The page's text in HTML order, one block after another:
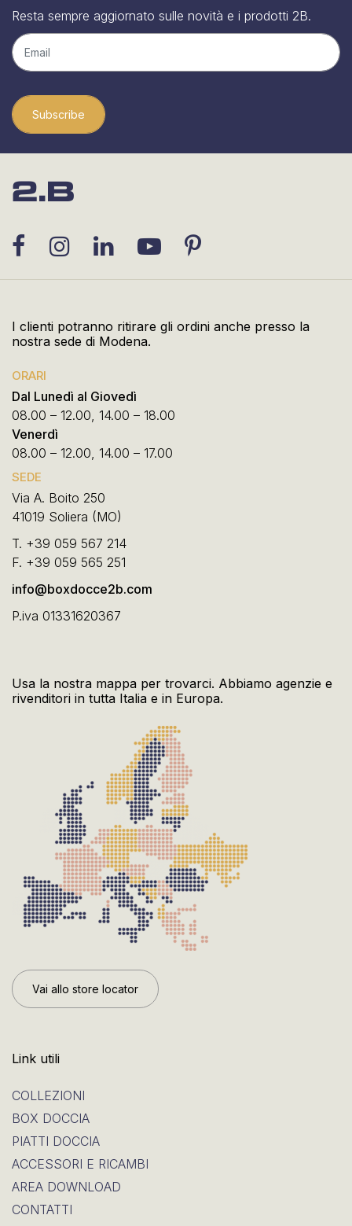
Resta sempre aggiornato sulle novità e i prodotti 2B.
Subscribe
I clienti potranno ritirare gli ordini anche presso la
nostra sede di Modena.
ORARI
Dal Lunedì al Giovedì
08.00 – 12.00, 14.00 – 18.00
Venerdì
08.00 – 12.00, 14.00 – 17.00
SEDE
Via A. Boito 250
41019 Soliera (MO)
T. +39 059 567 214
F. +39 059 565 251
info@boxdocce2b.com
P.iva 01331620367
Usa la nostra mappa per trovarci. Abbiamo agenzie e
rivenditori in tutta Italia e in Europa.
Vai allo store locator
Link utili
COLLEZIONI
BOX DOCCIA
PIATTI DOCCIA
ACCESSORI E RICAMBI
AREA DOWNLOAD
CONTATTI